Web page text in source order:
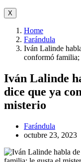
X
Home
Farándula
Iván Lalinde
conformó familia;
Iván Lalinde
dice que ya
misterio
Farándula
octubre 23, 2023